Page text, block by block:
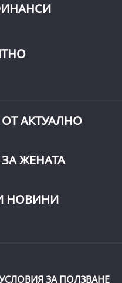
АКТУАЛНО
ЖЕНАТА
НОВИНИ
ЗА ПОЛЗВАНЕ